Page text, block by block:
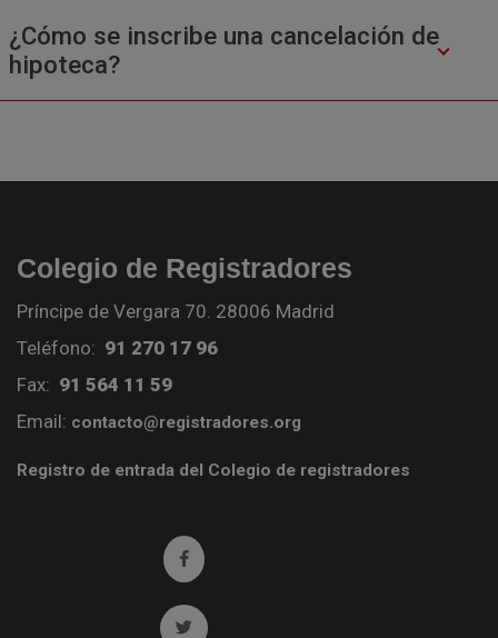
¿Cómo se inscribe una cancelación de
hipoteca?
Colegio de Registradores
Príncipe de Vergara 70. 28006 Madrid
Teléfono: 91 270 17 96
Fax: 91 564 11 59
Email: contacto@registradores.org
Registro de entrada del Colegio de registradores
Ir a facebook (abre en ventana nueva)
Ir a twitter (abre en ventana nueva)